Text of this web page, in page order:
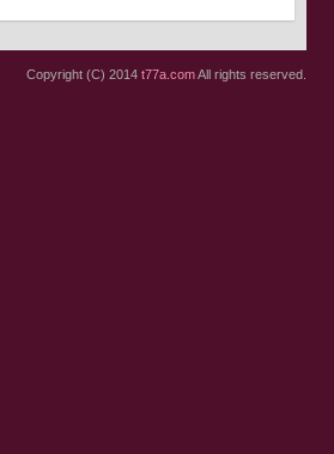
Copyright (C) 2014 t77a.comAll rights reserved.